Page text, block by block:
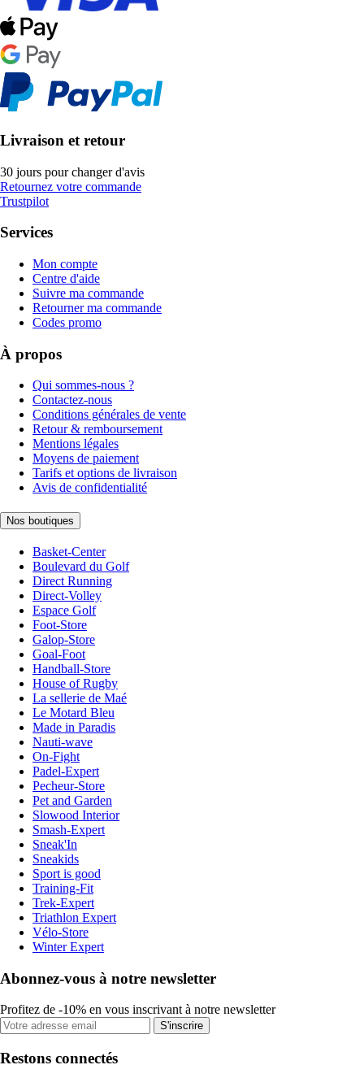
Livraison et retour
30 jours pour changer d'avis
Retournez votre commande
Trustpilot
Services
Mon compte
Centre d'aide
Suivre ma commande
Retourner ma commande
Codes promo
À propos
Qui sommes-nous ?
Contactez-nous
Conditions générales de vente
Retour & remboursement
Mentions légales
Moyens de paiement
Tarifs et options de livraison
Avis de confidentialité
Nos boutiques
Basket-Center
Boulevard du Golf
Direct Running
Direct-Volley
Espace Golf
Foot-Store
Galop-Store
Goal-Foot
Handball-Store
House of Rugby
La sellerie de Maé
Le Motard Bleu
Made in Paradis
Nauti-wave
On-Fight
Padel-Expert
Pecheur-Store
Pet and Garden
Slowood Interior
Smash-Expert
Sneak'In
Sneakids
Sport is good
Training-Fit
Trek-Expert
Triathlon Expert
Vélo-Store
Winter Expert
Abonnez-vous à notre newsletter
Profitez de -10% en vous inscrivant à notre newsletter
S'inscrire
Restons connectés